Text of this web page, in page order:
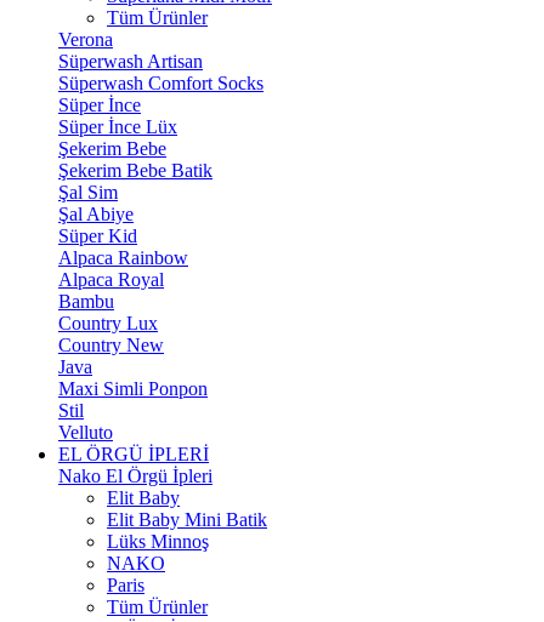
Tüm Ürünler
Verona
Süperwash Artisan
Süperwash Comfort Socks
Süper İnce
Süper İnce Lüx
Şekerim Bebe
Şekerim Bebe Batik
Şal Sim
Şal Abiye
Süper Kid
Alpaca Rainbow
Alpaca Royal
Bambu
Country Lux
Country New
Java
Maxi Simli Ponpon
Stil
Velluto
EL ÖRGÜ İPLERİ
Nako El Örgü İpleri
Elit Baby
Elit Baby Mini Batik
Lüks Minnoş
NAKO
Paris
Tüm Ürünler